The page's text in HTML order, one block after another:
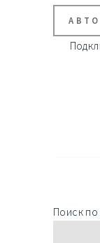
Поиск по